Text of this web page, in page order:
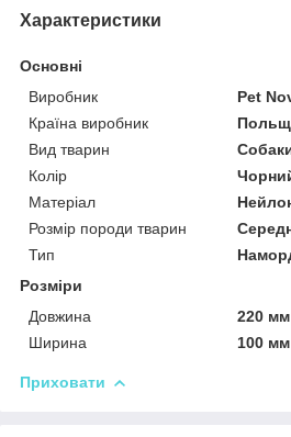
Характеристики
Основні
Виробник
Pet
Країна виробник
Вид тварин
Колір
Матеріал
Розмір породи тварин
Тип
Розміри
Довжина
220 мм
Ширина
100 мм
Приховати